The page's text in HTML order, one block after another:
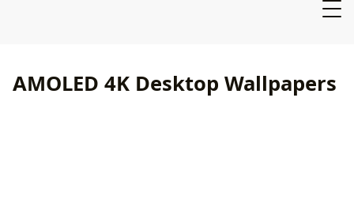
AMOLED 4K Desktop Wallpapers